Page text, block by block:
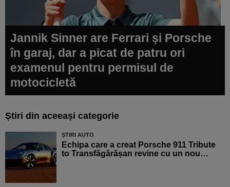
Jannik Sinner are Ferrari și Porsche
în garaj, dar a picat de patru ori
examenul pentru permisul de
motocicletă
Știri din aceeași categorie
ȘTIRI AUTO
Echipa care a creat Porsche 911 Tribute
to Transfăgărășan revine cu un nou…